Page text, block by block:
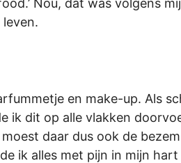
Nou, dat was volgens
en make-up. Als
ik dit op alle vlakken
daar dus ook de
ik alles met pijn in mijn hart